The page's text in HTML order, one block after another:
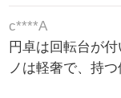
c****A
円卓は回転台が
ノは軽奢で、持つ